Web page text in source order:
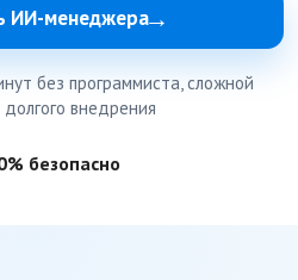
ИИ-менеджера→
без программиста, сложной
внедрения
безопасно